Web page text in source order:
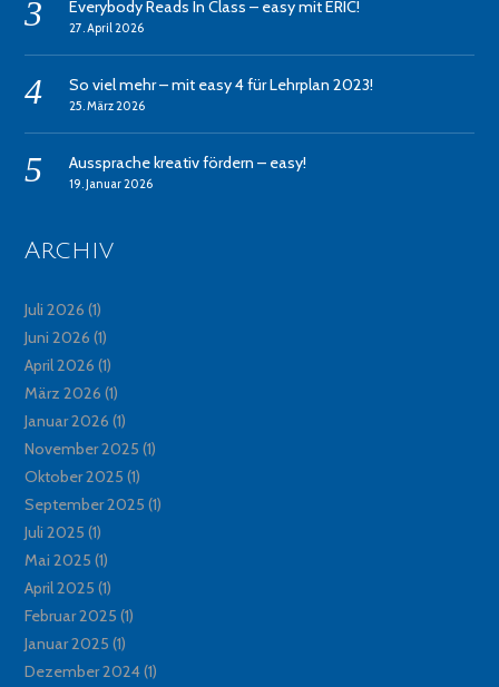
Everybody Reads In Class – easy mit ERIC!
27. April 2026
So viel mehr – mit easy 4 für Lehrplan 2023!
25. März 2026
Aussprache kreativ fördern – easy!
19. Januar 2026
Archiv
Juli 2026 (1)
Juni 2026 (1)
April 2026 (1)
März 2026 (1)
Januar 2026 (1)
November 2025 (1)
Oktober 2025 (1)
September 2025 (1)
Juli 2025 (1)
Mai 2025 (1)
April 2025 (1)
Februar 2025 (1)
Januar 2025 (1)
Dezember 2024(1)